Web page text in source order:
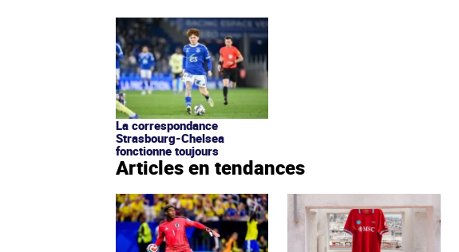
La correspondance
Strasbourg-Chelsea
fonctionne toujours
Articles en tendances